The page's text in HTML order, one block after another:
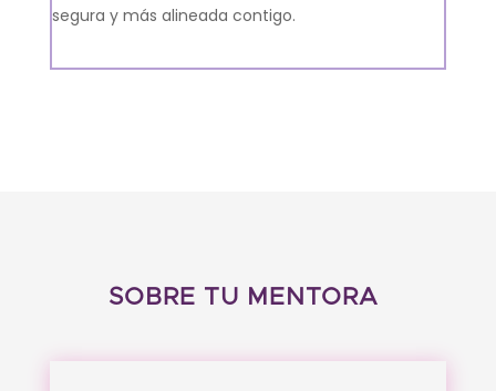
segura y más alineada contigo.
SOBRE TU MENTORA